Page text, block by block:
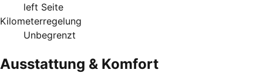
left Seite
Kilometerregelung
Unbegrenzt
Ausstattung & Komfort